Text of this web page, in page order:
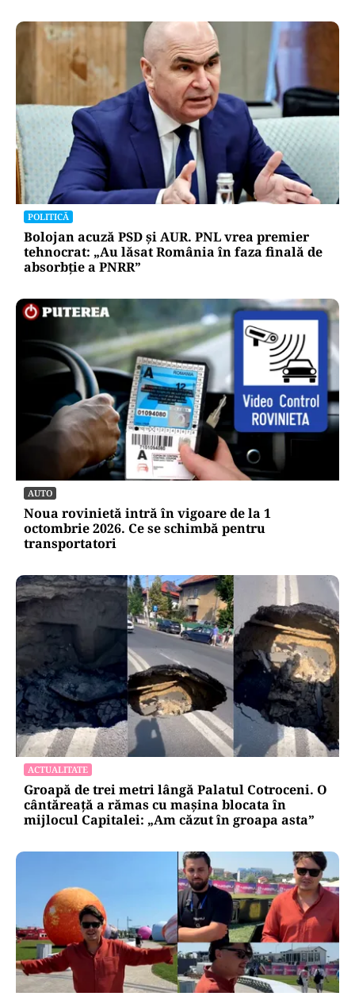
POLITICĂ
Bolojan acuză PSD și AUR. PNL vrea premier
tehnocrat: „Au lăsat România în faza finală de
absorbţie a PNRR”
AUTO
Noua rovinietă intră în vigoare de la 1
octombrie 2026. Ce se schimbă pentru
transportatori
ACTUALITATE
Groapă de trei metri lângă Palatul Cotroceni. O
cântăreață a rămas cu mașina blocata în
mijlocul Capitalei: „Am căzut în groapa asta”